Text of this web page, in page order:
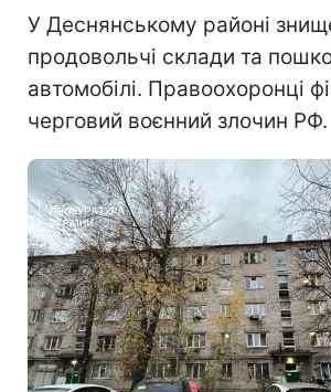
У Деснянському районі
продовольчі склади та
автомобілі. Правоохоронці
черговий воєнний злочин РФ.